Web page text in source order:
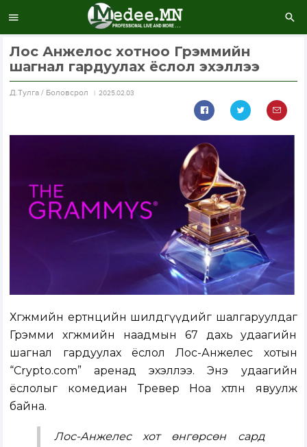
Лос Анжелос хотноо Грэммийн
шагнал гардуулах ёслол эхэллээ
Д.Тулга / Боловсрол 2025.02.03
Хөгжмийн ертөнцийн шилдгүүдийг шалгаруулдаг
Грэмми хөгжмийн наадмын 67 дахь удаагийн
шагнал гардуулах ёслол Лос-Анжелес хотын
“Crypto.com” аренад эхэллээ. Энэ удаагийн
ёслолыг комедиан Тревер Ноа хөтлөн явуулж
байна.
Лос-Анжелес хот өнгөрсөн сард